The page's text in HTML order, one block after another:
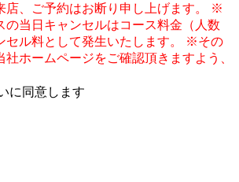
店、ご予約はお断り申し上げます。 ※
の当日キャンセルはコース料金（人数
セル料として発生いたします。 ※その
ホームページをご確認頂きますよう、
に同意します